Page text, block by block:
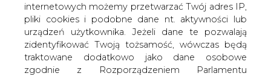
internetowych możemy przetwarzać Twój adres IP,
pliki cookies i podobne dane nt. aktywności lub
urządzeń użytkownika. Jeżeli dane te pozwalają
zidentyfikować Twoją tożsamość, wówczas będą
traktowane dodatkowo jako dane osobowe
zgodnie z Rozporządzeniem Parlamentu